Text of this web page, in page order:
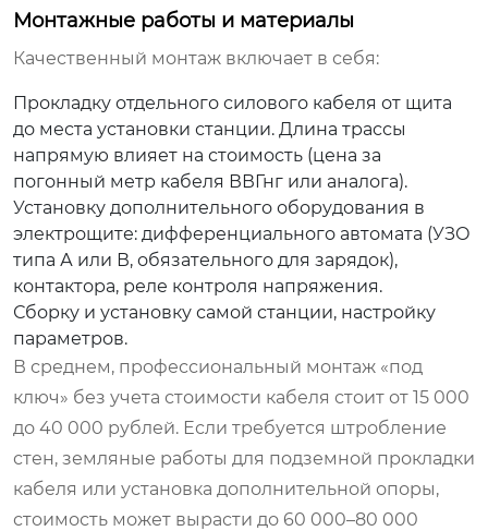
Монтажные работы и материалы
Качественный монтаж включает в себя:
Прокладку отдельного силового кабеля от щита
до места установки станции. Длина трассы
напрямую влияет на стоимость (цена за
погонный метр кабеля ВВГнг или аналога).
Установку дополнительного оборудования в
электрощите: дифференциального автомата (УЗО
типа А или В, обязательного для зарядок),
контактора, реле контроля напряжения.
Сборку и установку самой станции, настройку
параметров.
В среднем, профессиональный монтаж «под
ключ» без учета стоимости кабеля стоит от 15 000
до 40 000 рублей. Если требуется штробление
стен, земляные работы для подземной прокладки
кабеля или установка дополнительной опоры,
стоимость может вырасти до 60 000–80 000